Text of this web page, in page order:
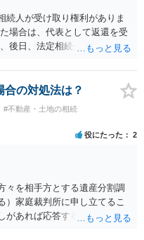
続人が受け取り権利がありま
場合は、代表として返還を受
後日、法定相続分に基づいて
の対処法は？
#不動産・土地の相続
役にたった 2
々を相手方とする遺産分割調
）家庭裁判所に申し立てるこ
があれば応答する可能性がま